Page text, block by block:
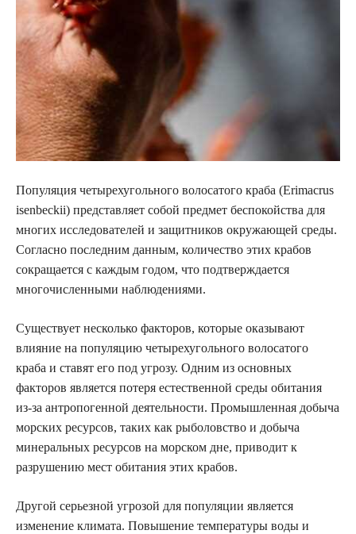
Популяция четырехугольного волосатого краба (Erimacrus
isenbeckii) представляет собой предмет беспокойства для
многих исследователей и защитников окружающей среды.
Согласно последним данным, количество этих крабов
сокращается с каждым годом, что подтверждается
многочисленными наблюдениями.
Существует несколько факторов, которые оказывают
влияние на популяцию четырехугольного волосатого
краба и ставят его под угрозу. Одним из основных
факторов является потеря естественной среды обитания
из-за антропогенной деятельности. Промышленная добыча
морских ресурсов, таких как рыболовство и добыча
минеральных ресурсов на морском дне, приводит к
разрушению мест обитания этих крабов.
Другой серьезной угрозой для популяции является
изменение климата. Повышение температуры воды и